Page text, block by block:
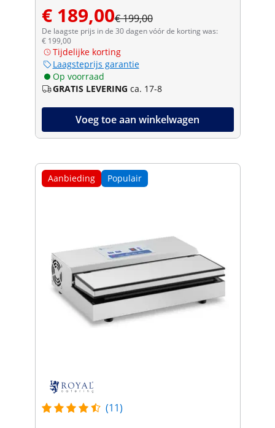
€ 189,00€ 199,00
De laagste prijs in de 30 dagen vóór de korting was:
€ 199,00
Tijdelijke korting
Laagsteprijs garantie
Op voorraad
GRATIS LEVERING ca. 17-8
Voeg toe aan winkelwagen
Aanbieding Populair
(11)